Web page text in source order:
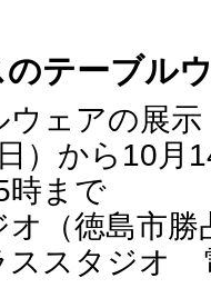
のテーブル
ェアの展示
）から10月
時まで
（徳島市勝
スタジオ